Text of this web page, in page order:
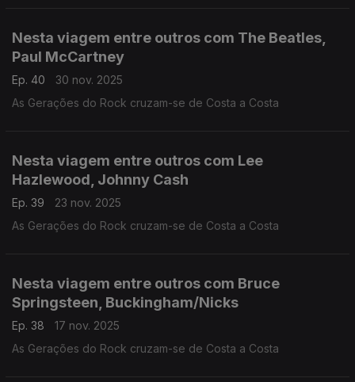
Nesta viagem entre outros com The Beatles,
Paul McCartney
Ep. 40
30 nov. 2025
As Gerações do Rock cruzam-se de Costa a Costa
Nesta viagem entre outros com Lee
Hazlewood, Johnny Cash
Ep. 39
23 nov. 2025
As Gerações do Rock cruzam-se de Costa a Costa
Nesta viagem entre outros com Bruce
Springsteen, Buckingham/Nicks
Ep. 38
17 nov. 2025
As Gerações do Rock cruzam-se de Costa a Costa